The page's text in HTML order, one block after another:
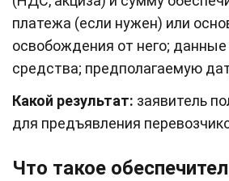
платежа (если нужен) или
освобождения от него; данные
средства; предполагаемую
Какой результат: заявитель
для предъявления
Что такое